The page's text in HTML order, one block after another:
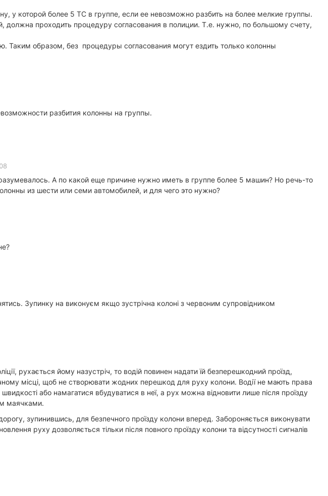
у которой более 5 ТС в группе, если ее невозможно разбить на более мелкие группы.
проходить процедуру согласования в полиции. Т.е. нужно, по большому счету,
образом, без процедуры согласования могут ездить только колонны
разбития колонны на группы.
А по какой еще причине нужно иметь в группе более 5 машин? Но речь-то
из шести или семи автомобилей, и для чего это нужно?
Зупинку на виконуєм якщо зустрічна колоні з червоним супровідником
рухається йому назустріч, то водій повинен надати їй безперешкодний проїзд,
місці, щоб не створювати жодних перешкод для руху колони. Водії не мають права
або намагатися вбудуватися в неї, а рух можна відновити лише після проїзду
маячками.
зупинившись, для безпечного проїзду колони вперед. Забороняється виконувати
руху дозволяється тільки після повного проїзду колони та відсутності сигналів